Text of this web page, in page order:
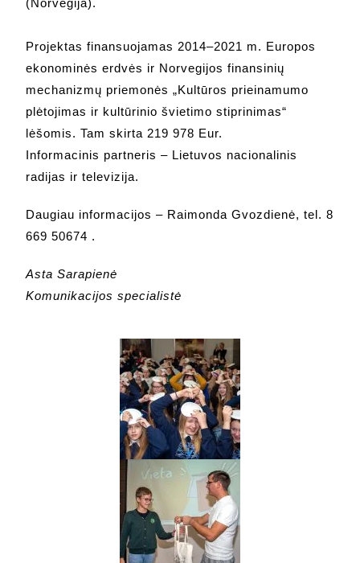
(Norvegija).
Projektas finansuojamas 2014–2021 m. Europos
ekonominės erdvės ir Norvegijos finansinių
mechanizmų priemonės „Kultūros prieinamumo
plėtojimas ir kultūrinio švietimo stiprinimas“
lėšomis. Tam skirta 219 978 Eur.
Informacinis partneris – Lietuvos nacionalinis
radijas ir televizija.
Daugiau informacijos – Raimonda Gvozdienė, tel. 8
669 50674 .
Asta Sarapienė
Komunikacijos specialistė